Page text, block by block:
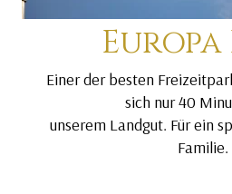
Europa
Einer der besten
sich nur 40
unserem Landgut. Für ein
Familie.